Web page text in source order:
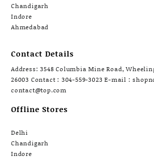
Chandigarh
Indore
Ahmedabad
Contact Details
Address: 3548 Columbia Mine Road,
26003 Contact : 304-559-3023 E-mail :
contact@top.com
Offline Stores
Delhi
Chandigarh
Indore